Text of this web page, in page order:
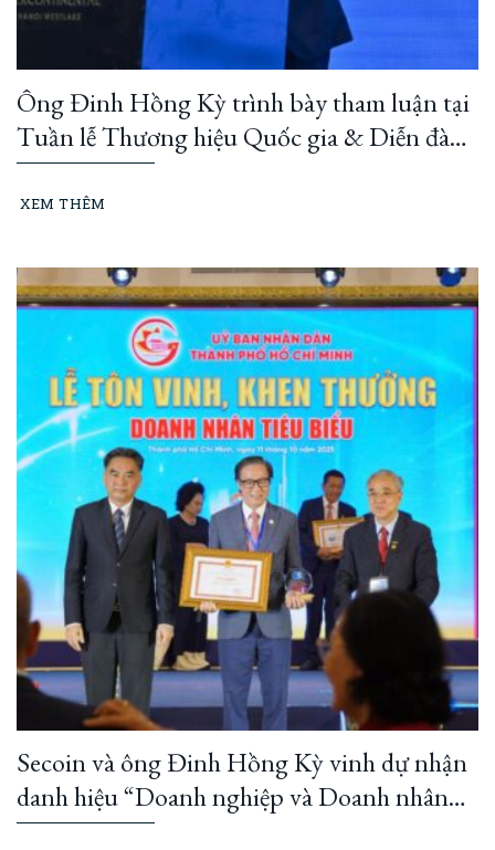
Ông Đinh Hồng Kỳ trình bày tham luận tại
Tuần lễ Thương hiệu Quốc gia & Diễn đàn
Thương hiệu Quốc gia 2026
XEM THÊM
Secoin và ông Đinh Hồng Kỳ vinh dự nhận
danh hiệu “Doanh nghiệp và Doanh nhân
TP Hồ Chí Minh tiêu biểu” năm 2025